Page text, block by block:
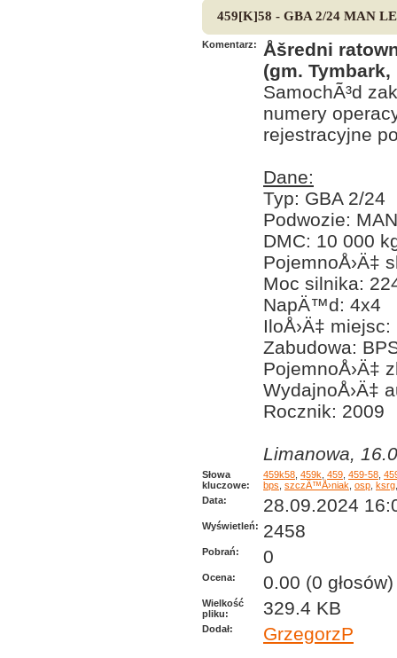
459[K]58 - GBA 2/24 MAN
Komentarz:
Åšredni
(gm.
SamochÃ³d
numery
rejestracyjne
Dane:
Typ: GBA 2/24
Podwozie:
DMC: 10 000
PojemnoÅ›Ä‡
Moc silnika:
NapÄ™d: 4x4
IloÅ›Ä‡
Zabudowa:
PojemnoÅ›Ä‡
WydajnoÅ›Ä‡
Rocznik: 2009
Limanowa,
Słowa
kluczowe:
459k58 459k 459 459-58
bps szczÄ™Å›niak osp ksrg
Data:
28.09.2024
Wyświetleń: 2458
Pobrań: 0
Ocena: 0.00 (0 głosów)
Wielkość
pliku:
329.4 KB
Dodał: GrzegorzP